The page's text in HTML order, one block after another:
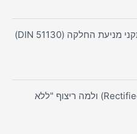
מדע החיכוך: המדריך ההנדסי לתקני מניעת החלקה (DIN 51130)
מדע החיתוך: מהו אריח מנוסר (Rectified) ולמה ריצוף "ללא